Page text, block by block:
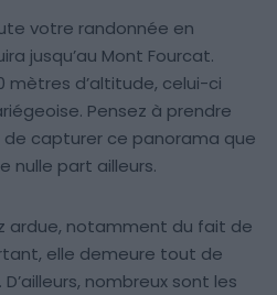
votre randonnée en
jusqu’au Mont Fourcat.
mètres d’altitude, celui-ci
Pensez à prendre
de capturer ce panorama que
nulle part ailleurs.
ardue, notamment du fait de
elle demeure tout de
. D’ailleurs, nombreux sont les